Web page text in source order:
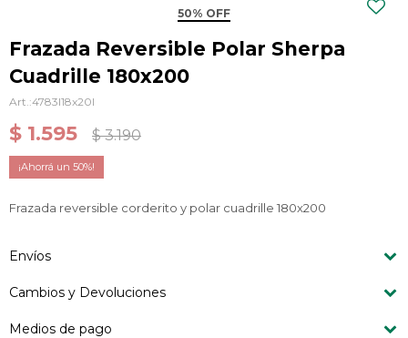
50% OFF
Frazada Reversible Polar Sherpa
Cuadrille 180x200
4783I18x20I
$ 1.595 $ 3.190
50
Frazada reversible corderito y polar cuadrille 180x200
Envíos
Cambios y Devoluciones
Medios de pago